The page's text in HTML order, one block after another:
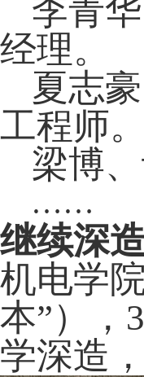
李青
经理。
夏志
工程师。
梁博
……
继续深造
机电学
本”），
学深造